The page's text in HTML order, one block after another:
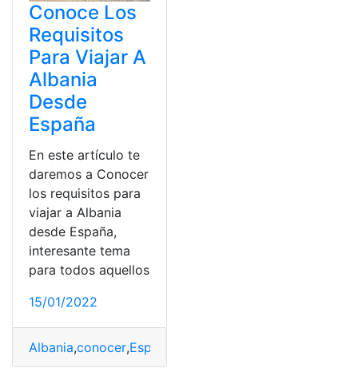
Conoce Los
Requisitos
Para Viajar A
Albania
Desde
España
En este artículo te
daremos a Conocer
los requisitos para
viajar a Albania
desde España,
interesante tema
para todos aquellos
15/01/2022
Albania,conocer,España